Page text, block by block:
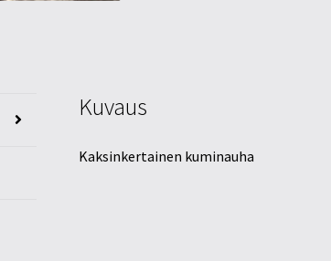
Kuvaus
Kaksinkertainen kuminauha